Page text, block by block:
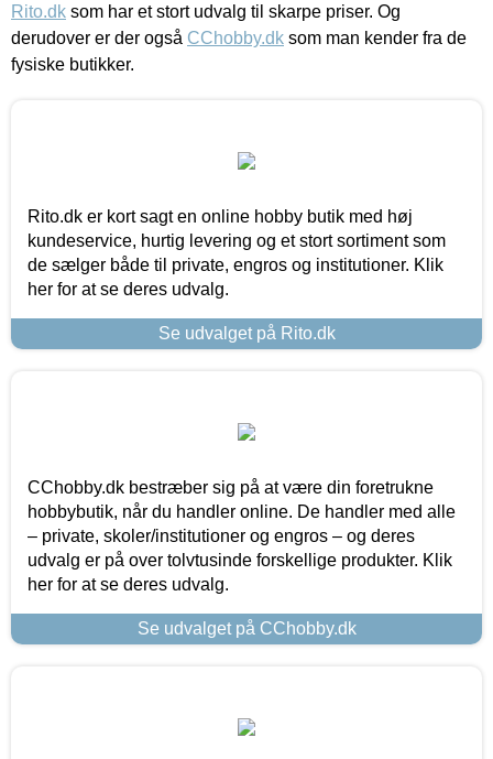
Rito.dk som har et stort udvalg til skarpe priser. Og
derudover er der også CChobby.dk som man kender fra de
fysiske butikker.
Rito.dk er kort sagt en online hobby butik med høj
kundeservice, hurtig levering og et stort sortiment som
de sælger både til private, engros og institutioner. Klik
her for at se deres udvalg.
Se udvalget på Rito.dk
CChobby.dk bestræber sig på at være din foretrukne
hobbybutik, når du handler online. De handler med alle
– private, skoler/institutioner og engros – og deres
udvalg er på over tolvtusinde forskellige produkter. Klik
her for at se deres udvalg.
Se udvalget på CChobby.dk